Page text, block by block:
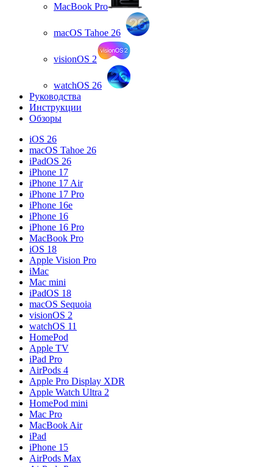
MacBook Pro
macOS Tahoe 26
visionOS 2
watchOS 26
Руководства
Инструкции
Обзоры
iOS 26
macOS Tahoe 26
iPadOS 26
iPhone 17
iPhone 17 Air
iPhone 17 Pro
iPhone 16e
iPhone 16
iPhone 16 Pro
MacBook Pro
iOS 18
Apple Vision Pro
iMac
Mac mini
iPadOS 18
macOS Sequoia
visionOS 2
watchOS 11
HomePod
Apple TV
iPad Pro
AirPods 4
Apple Pro Display XDR
Apple Watch Ultra 2
HomePod mini
Mac Pro
MacBook Air
iPad
iPhone 15
AirPods Max